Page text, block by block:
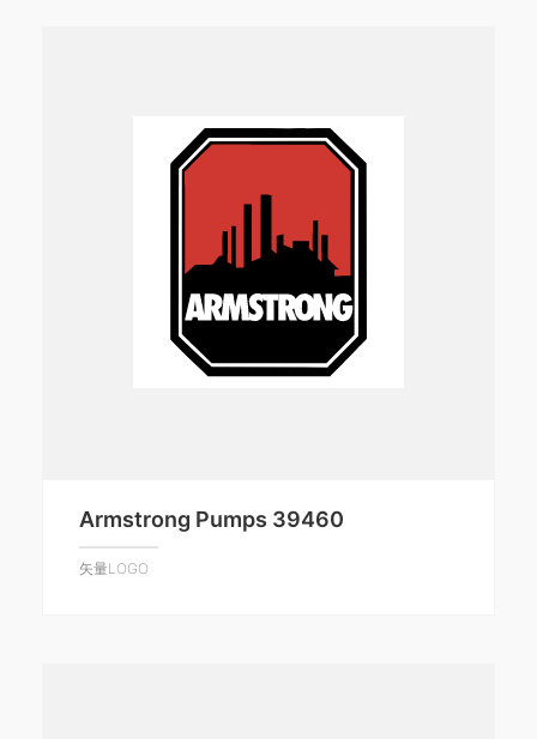
Armstrong Pumps 39460
矢量LOGO